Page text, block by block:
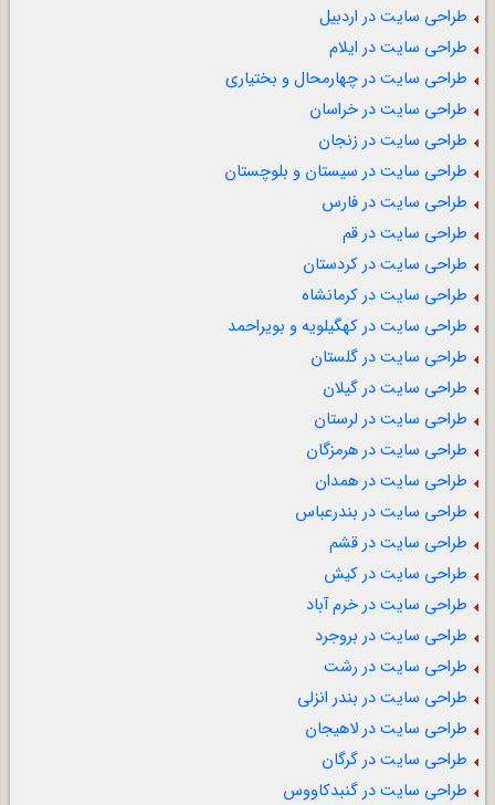
طراحی سایت در اردبیل
طراحی سایت در ایلام
طراحی سایت در چهارمحال و بختیاری
طراحی سایت در خراسان
طراحی سایت در زنجان
طراحی سایت در سیستان و بلوچستان
طراحی سایت در فارس
طراحی سایت در قم
طراحی سایت در کردستان
طراحی سایت در کرمانشاه
طراحی سایت در کهگیلویه و بویراحمد
طراحی سایت در گلستان
طراحی سایت در گیلان
طراحی سایت در لرستان
طراحی سایت در هرمزگان
طراحی سایت در همدان
طراحی سایت در بندرعباس
طراحی سایت در قشم
طراحی سایت در کیش
طراحی سایت در خرم آباد
طراحی سایت در بروجرد
طراحی سایت در رشت
طراحی سایت در بندر انزلی
طراحی سایت در لاهیجان
طراحی سایت در گرگان
طراحی سایت در گنبدکاووس